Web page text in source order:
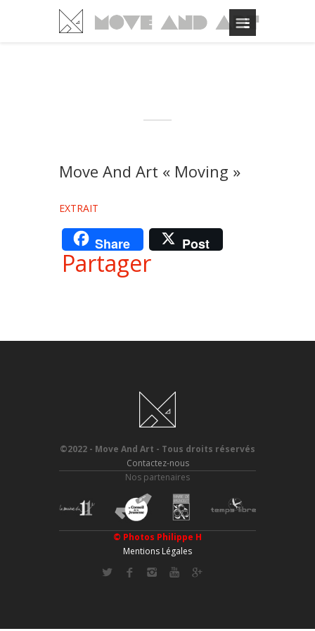
Move And Art « Moving »
EXTRAIT
Share Post
Partager
©2022 - Move And Art - Tous droits réservés
Contactez-nous
Nos partenaires
© Photos Philippe H
Mentions Légales